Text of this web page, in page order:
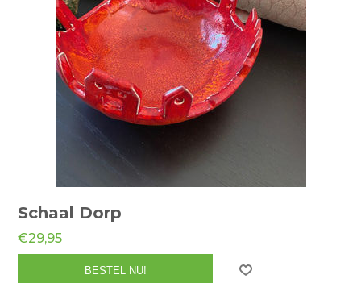
Schaal Dorp
€29,95